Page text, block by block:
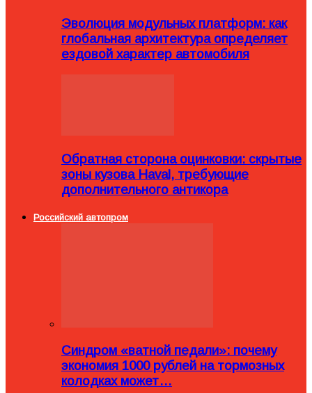
Эволюция модульных платформ: как
глобальная архитектура определяет
ездовой характер автомобиля
Обратная сторона оцинковки: скрытые
зоны кузова Haval, требующие
дополнительного антикора
Российский автопром
Синдром «ватной педали»: почему
экономия 1000 рублей на тормозных
колодках может…